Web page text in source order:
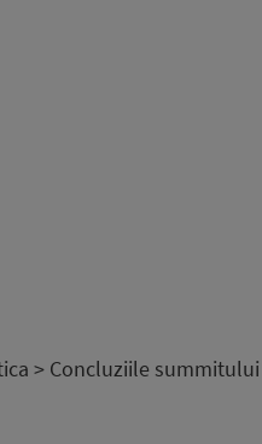
> Concluziile summitului